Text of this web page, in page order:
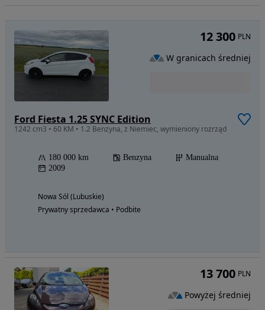
Ford Fiesta 1.25 SYNC Edition
1242 cm3 • 60 KM • 1.2 Benzyna, z Niemiec, wymieniony rozrząd
180 000 km Benzyna
Manualna
2009
Nowa Sól (Lubuskie)
Prywatny sprzedawca • Podbite
12 300 PLN
W granicach średniej
13 700 PLN
Powyżej średniej